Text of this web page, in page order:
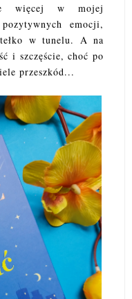
więcej w mojej
emocji,
w tunelu. A na
i szczęście, choć po
przeszkód...